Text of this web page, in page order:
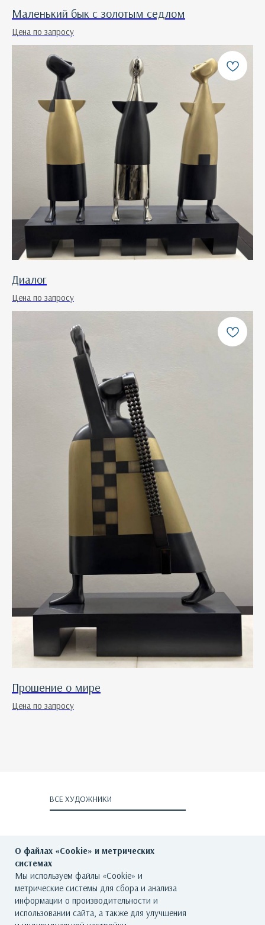
Маленький бык с золотым седлом
Цена по запросу
Диалог
Цена по запросу
Прошение о мире
Цена по запросу
ВСЕ ХУДОЖНИКИ
ГЛАВНАЯ О ГАЛЕРЕЕ ХУДОЖНИКИ
КАТАЛОГ РАБОТ СОБЫТИЯ КОНТАКТЫ
О файлах «Cookie» и метрических
системах
Мы используем файлы «Cookie» и
метрические системы для сбора и анализа
информации о производительности и
использовании сайта, а также для улучшения